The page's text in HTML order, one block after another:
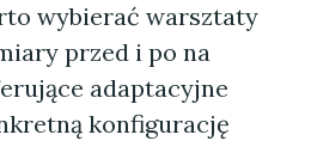
wybierać warsztaty
przed i po na
adaptacyjne
konfigurację